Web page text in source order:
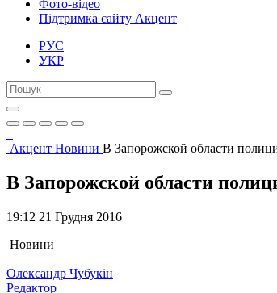
Фото-відео
Підтримка сайту Акцент
РУС
УКР
Акцент Новини В Запорожской области
В Запорожской области
19:12 21 Грудня 2016
Новини
Олександр Чубукін
Редактор